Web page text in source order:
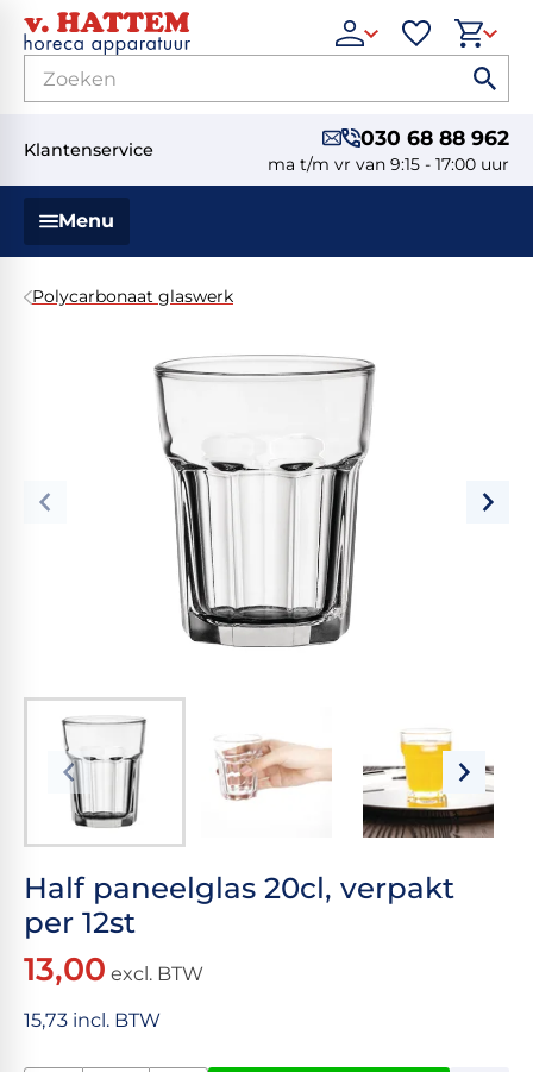
Klantenservice 030 68 88 962
ma t/m vr van 9:15 - 17:00 uur
Menu
Polycarbonaat glaswerk
Half paneelglas 20cl, verpakt
per 12st
13,00 excl. BTW
15,73 incl. BTW